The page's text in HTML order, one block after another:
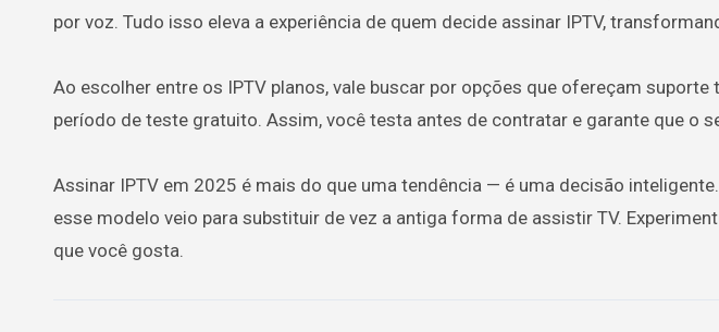
por voz. Tudo isso eleva a experiência de quem decide assinar IPTV,
Ao escolher entre os IPTV planos, vale buscar por opções que ofereçam
período de teste gratuito. Assim, você testa antes de contratar e garante que o
Assinar IPTV em 2025 é mais do que uma tendência — é uma decisão
esse modelo veio para substituir de vez a antiga forma de assistir TV.
que você gosta.